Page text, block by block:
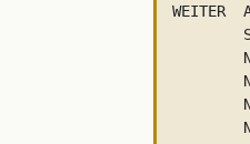
WEITER	AND #EF	; dez. 239, CLOCK HIGH